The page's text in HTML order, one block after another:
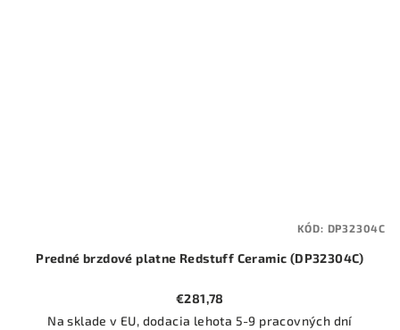
Predné brzdové platne Redstuff Ceramic (DP32304C)
€281,78
Na sklade v EU, dodacia lehota 5-9 pracovných dní
KÓD: DP32304C